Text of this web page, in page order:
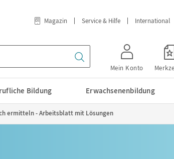
Magazin Service & Hilfe International
Mein Konto
Bildung Erwachsenenbildung
ermitteln - Arbeitsblatt mit Lösungen